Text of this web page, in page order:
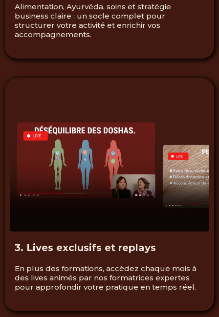
Alimentation, Ayurvéda, soins et stratégie
business claire : un socle complet pour
structurer votre activité et enrichir vos
accompagnements.
3. Lives exclusifs et replays
En plus des formations, accédez chaque mois à
des lives animés par nos formatrices expertes
pour approfondir votre pratique en temps réel.